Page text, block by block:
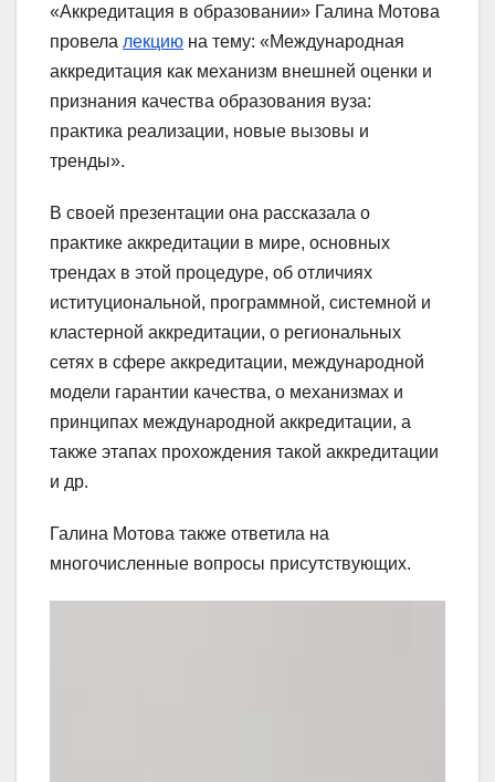
«Аккредитация в образовании» Галина Мотова
провела лекцию на тему: «Международная
аккредитация как механизм внешней оценки и
признания качества образования вуза:
практика реализации, новые вызовы и
тренды».
В своей презентации она рассказала о
практике аккредитации в мире, основных
трендах в этой процедуре, об отличиях
иституциональной, программной, системной и
кластерной аккредитации, о региональных
сетях в сфере аккредитации, международной
модели гарантии качества, о механизмах и
принципах международной аккредитации, а
также этапах прохождения такой аккредитации
и др.
Галина Мотова также ответила на
многочисленные вопросы присутствующих.